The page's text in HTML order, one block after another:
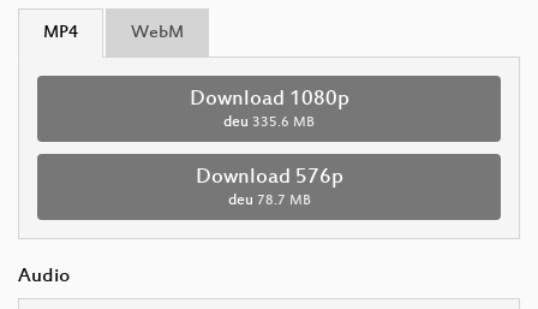
MP4 WebM
Download 1080p
deu 335.6 MB
Download 576p
deu 78.7 MB
Audio